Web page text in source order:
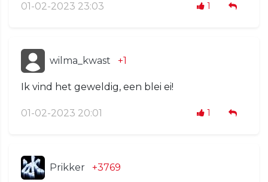
01-02-2023 23:03 1
wilma_kwast +1
Ik vind het geweldig, een blei ei!
01-02-2023 20:01 1
Prikker +3769